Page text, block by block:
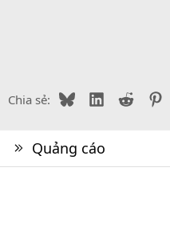
Chia sẻ: BlueskyLinkedIn
Reddit
Quảng cáo